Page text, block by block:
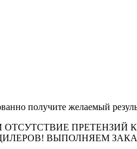
получите желаемый
ПРЕТЕНЗИЙ
ВЫПОЛНЯЕМ